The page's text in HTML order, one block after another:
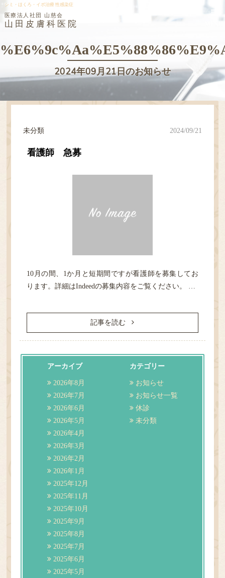
シミ・ほくろ・イボ治療 性感染症
医療法人社団 山慈会
山田皮膚科医院
2024年09月21日のお知らせ
看護師 急募
未分類 2024/09/21
10月の間、1か月と短期間ですが看護師を募集してお
ります。詳細はIndeedの募集内容をご覧ください。 …
記事を読む
アーカイブ
2026年8月
2026年7月
2026年6月
2026年5月
2026年4月
2026年3月
2026年2月
2026年1月
2025年12月
2025年11月
2025年10月
2025年9月
2025年8月
2025年7月
2025年6月
2025年5月
カテゴリー
お知らせ
お知らせ一覧
休診
未分類
HOME
医院紹介
性感染症
検査
アクセス・担当医表